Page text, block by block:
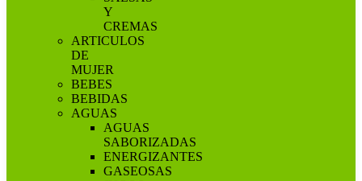
Y
CREMAS
ARTICULOS
DE
MUJER
BEBES
BEBIDAS
AGUAS
AGUAS
SABORIZADAS
ENERGIZANTES
GASEOSAS